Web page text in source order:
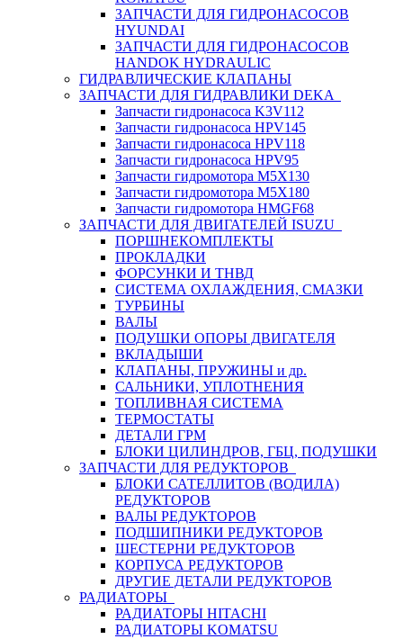
ЗАПЧАСТИ ДЛЯ ГИДРОНАСОСОВ
HYUNDAI
ЗАПЧАСТИ ДЛЯ ГИДРОНАСОСОВ
HANDOK HYDRAULIC
ГИДРАВЛИЧЕСКИЕ КЛАПАНЫ
ЗАПЧАСТИ ДЛЯ ГИДРАВЛИКИ DEKA
Запчасти гидронасоса K3V112
Запчасти гидронасоса HPV145
Запчасти гидронасоса HPV118
Запчасти гидронасоса HPV95
Запчасти гидромотора M5X130
Запчасти гидромотора M5X180
Запчасти гидромотора HMGF68
ЗАПЧАСТИ ДЛЯ ДВИГАТЕЛЕЙ ISUZU
ПОРШНЕКОМПЛЕКТЫ
ПРОКЛАДКИ
ФОРСУНКИ И ТНВД
СИСТЕМА ОХЛАЖДЕНИЯ, СМАЗКИ
ТУРБИНЫ
ВАЛЫ
ПОДУШКИ ОПОРЫ ДВИГАТЕЛЯ
ВКЛАДЫШИ
КЛАПАНЫ, ПРУЖИНЫ и др.
САЛЬНИКИ, УПЛОТНЕНИЯ
ТОПЛИВНАЯ СИСТЕМА
ТЕРМОСТАТЫ
ДЕТАЛИ ГРМ
БЛОКИ ЦИЛИНДРОВ, ГБЦ, ПОДУШКИ
ЗАПЧАСТИ ДЛЯ РЕДУКТОРОВ
БЛОКИ САТЕЛЛИТОВ (ВОДИЛА)
РЕДУКТОРОВ
ВАЛЫ РЕДУКТОРОВ
ПОДШИПНИКИ РЕДУКТОРОВ
ШЕСТЕРНИ РЕДУКТОРОВ
КОРПУСА РЕДУКТОРОВ
ДРУГИЕ ДЕТАЛИ РЕДУКТОРОВ
РАДИАТОРЫ
РАДИАТОРЫ HITACHI
РАДИАТОРЫ KOMATSU